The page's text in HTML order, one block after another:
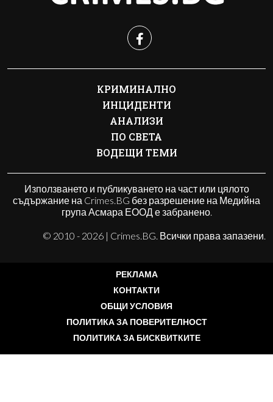
КРИМИНАЛНО
ИНЦИДЕНТИ
АНАЛИЗИ
ПО СВЕТА
ВОДЕЩИ ТЕМИ
Използването и публикуването на част или цялото
съдържание на Crimes.BG без разрешение на Медийна
група Асмара ЕООД е забранено.
© 2010 - 2026 | Crimes.BG. Всички права запазени.
РЕКЛАМА
КОНТАКТИ
ОБЩИ УСЛОВИЯ
ПОЛИТИКА ЗА ПОВЕРИТЕЛНОСТ
ПОЛИТИКА ЗА БИСКВИТКИТЕ